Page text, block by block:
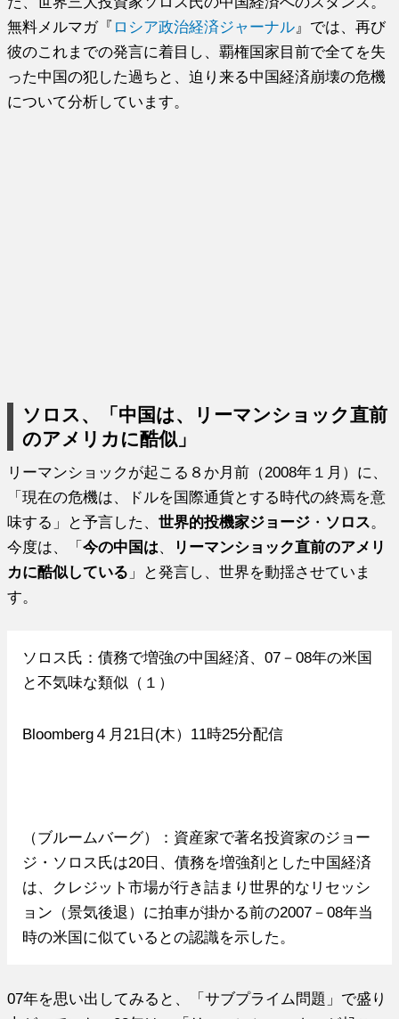
無料メルマガ『 ロシア政治経済ジャーナル 』では、再び
彼のこれまでの発言に着目し、覇権国家目前で全てを失
った中国の犯した過ちと、迫り来る中国経済崩壊の危機
について分析しています。
ソロス、「中国は、リーマンショック直前
のアメリカに酷似」
リーマンショックが起こる８か月前（2008年１月）に、
「現在の危機は、ドルを国際通貨とする時代の終焉を意
味する」と予言した、世界的投機家ジョージ ・ ソロス。
今度は、「今の中国は、
リーマンショック直前のアメリ
カに酷似している 」と発言し、世界を動揺させていま
す。
ソロス氏：債務で増強の中国経済、07－08年の米国
と不気味な類似（１）
Bloomberg４月21日(木）11時25分配信
（ブルームバーグ）：資産家で著名投資家のジョー
ジ・ソロス氏は20日、債務を増強剤とした中国経済
は、クレジット市場が行き詰まり世界的なリセッシ
ョン（景気後退）に拍車が掛かる前の2007－08年当
時の米国に似ているとの認識を示した。
07年を思い出してみると、「サブプライム問題」で盛り